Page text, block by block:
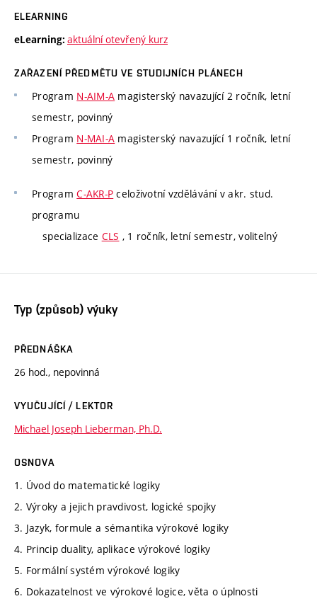
ELEARNING
eLearning: aktuální otevřený kurz
ZAŘAZENÍ PŘEDMĚTU VE STUDIJNÍCH PLÁNECH
Program N-AIM-A magisterský navazující 2 ročník, letní
semestr, povinný
Program N-MAI-A magisterský navazující 1 ročník, letní
semestr, povinný
ProgramC-AKR-P celoživotní vzdělávání v akr. stud.
programu
specializace CLS , 1 ročník, letní semestr, volitelný
Typ (způsob) výuky
PŘEDNÁŠKA
26 hod., nepovinná
VYUČUJÍCÍ / LEKTOR
Michael Joseph Lieberman, Ph.D.
OSNOVA
1. Úvod do matematické logiky
2. Výroky a jejich pravdivost, logické spojky
3. Jazyk, formule a sémantika výrokové logiky
4. Princip duality, aplikace výrokové logiky
5. Formální systém výrokové logiky
6. Dokazatelnost ve výrokové logice, věta o úplnosti